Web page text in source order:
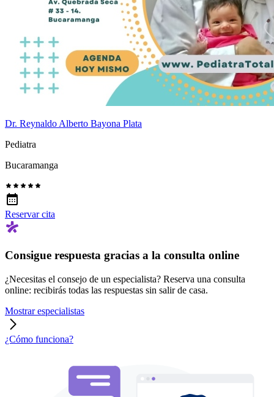
Dr. Reynaldo Alberto Bayona Plata
Pediatra
Bucaramanga
Reservar cita
Consigue respuesta gracias a la consulta online
¿Necesitas el consejo de un especialista? Reserva una consulta
online: recibirás todas las respuestas sin salir de casa.
Mostrar especialistas
¿Cómo funciona?